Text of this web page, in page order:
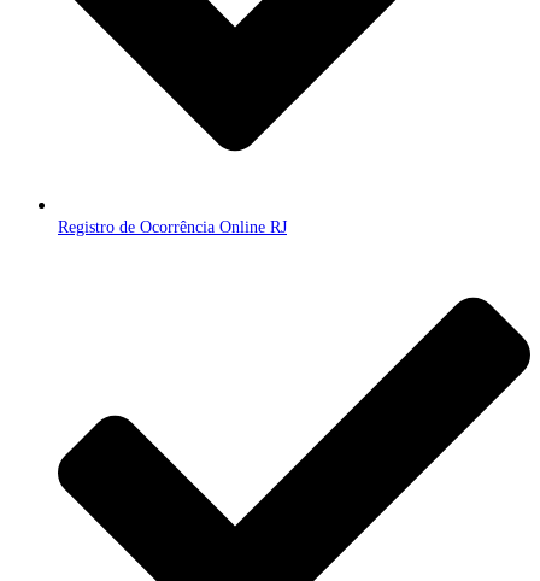
Registro de Ocorrência Online RJ